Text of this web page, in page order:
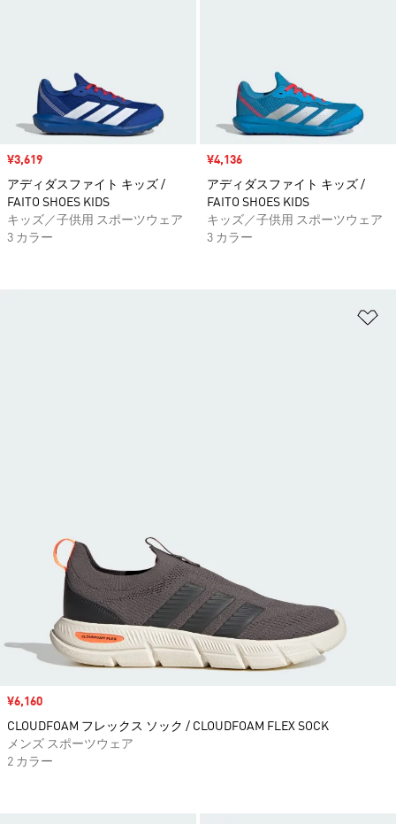
セール価格
¥3,619
アディダスファイト キッズ /
FAITO SHOES KIDS
キッズ／子供用 スポーツウェア
3 カラー
セール価格
¥4,136
アディダスファイト キッズ /
FAITO SHOES KIDS
キッズ／子供用 スポーツウェア
3 カラー
セール価格
¥6,160
CLOUDFOAM フレックス ソック / CLOUDFOAM FLEX SOCK
メンズ スポーツウェア
2 カラー